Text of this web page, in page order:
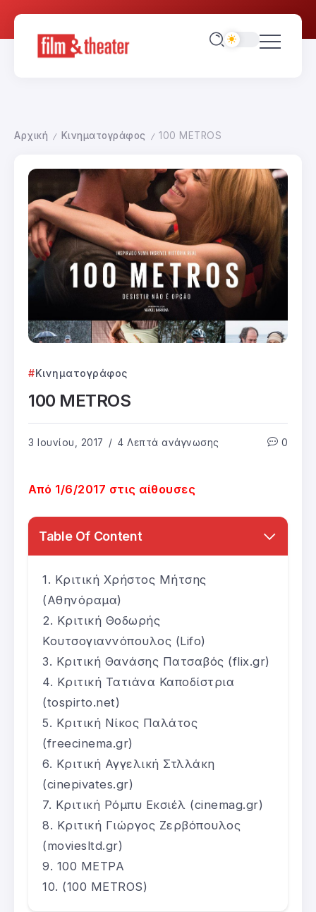
Αρχική / Κινηματογράφος / 100 METROS
Κινηματογράφος
100 METROS
3 Ιουνίου, 2017 4 Λεπτά ανάγνωσης 0
Από 1/6/2017 στις αίθουσες
Table Of Content
Κριτική Χρήστος Μήτσης
(Αθηνόραμα)
Κριτική Θοδωρής
Κουτσογιαννόπουλος (Lifo)
Κριτική Θανάσης Πατσαβός (flix.gr)
Κριτική Τατιάνα Καποδίστρια
(tospirto.net)
Κριτική Νίκος Παλάτος
(freecinema.gr)
Κριτική Αγγελική Στλλάκη
(cinepivates.gr)
Κριτική Ρόμπυ Εκσιέλ (cinemag.gr)
Κριτική Γιώργος Ζερβόπουλος
(moviesltd.gr)
100 ΜΕΤΡΑ
(100 METROS)